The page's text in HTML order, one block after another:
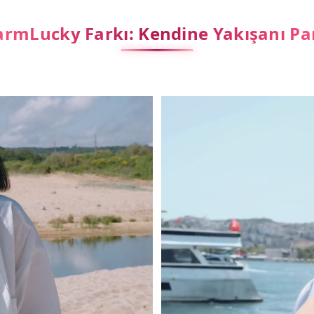
Farkı: Kendine Yakışanı